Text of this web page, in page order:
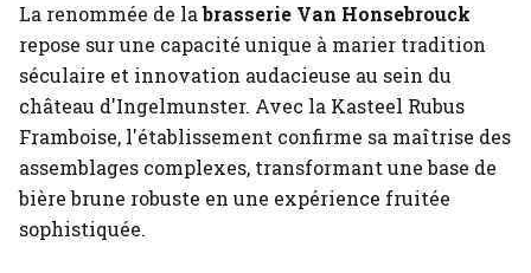
La renommée de labrasserie Van Honsebrouck
repose sur une capacité unique à marier tradition
séculaire et innovation audacieuse au sein du
château d'Ingelmunster. Avec la Kasteel Rubus
Framboise, l'établissement confirme sa maîtrise des
assemblages complexes, transformant une base de
bière brune robuste en une expérience fruitée
sophistiquée.